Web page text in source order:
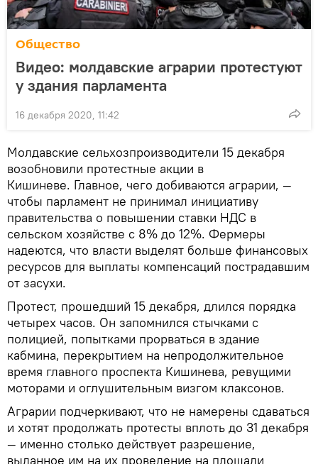
Общество
Видео: молдавские аграрии протестуют
у здания парламента
16 декабря 2020, 11:42
Молдавские сельхозпроизводители 15 декабря
возобновили протестные акции в
Кишиневе. Главное, чего добиваются аграрии, —
чтобы парламент не принимал инициативу
правительства о повышении ставки НДС в
сельском хозяйстве с 8% до 12%. Фермеры
надеются, что власти выделят больше финансовых
ресурсов для выплаты компенсаций пострадавшим
от засухи.
Протест, прошедший 15 декабря, длился порядка
четырех часов. Он запомнился стычками с
полицией, попытками прорваться в здание
кабмина, перекрытием на непродолжительное
время главного проспекта Кишинева, ревущими
моторами и оглушительным визгом клаксонов.
Аграрии подчеркивают, что не намерены сдаваться
и хотят продолжать протесты вплоть до 31 декабря
— именно столько действует разрешение,
выданное им на их проведение на площади